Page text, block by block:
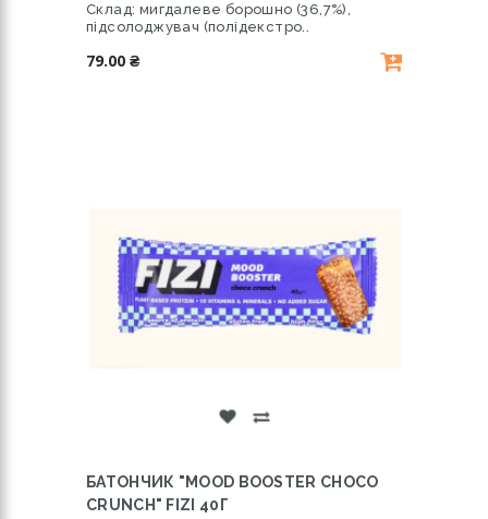
Склад: мигдалеве борошно (36,7%),
підсолоджувач (полідекстро..
79.00 ₴
БАТОНЧИК "MOOD BOOSTER CHOCO
CRUNCH" FIZI 40Г